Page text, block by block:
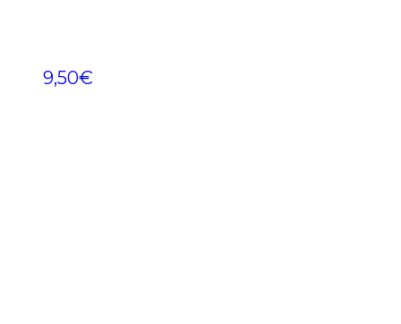
9,50€